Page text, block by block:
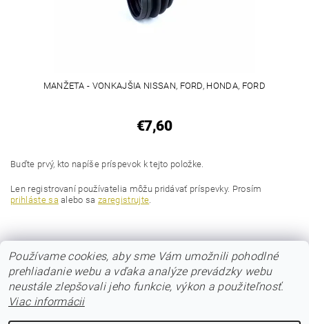
MANŽETA - VONKAJŠIA NISSAN, FORD, HONDA, FORD
€7,60
Buďte prvý, kto napíše príspevok k tejto položke.
Len registrovaní používatelia môžu pridávať príspevky. Prosím
prihláste sa alebo sazaregistrujte.
Používame cookies, aby sme Vám umožnili pohodlné
prehliadanie webu a vďaka analýze prevádzky webu
neustále zlepšovali jeho funkcie, výkon a použiteľnosť.
Viac informácii